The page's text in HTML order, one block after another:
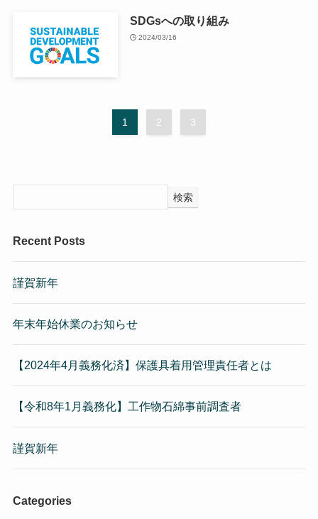
SDGsへの取り組み
2024/03/16
1 2 3
検索
Recent Posts
謹賀新年
年末年始休業のお知らせ
【2024年4月義務化済】保護具着用管理責任者とは
【令和8年1月義務化】工作物石綿事前調査者
謹賀新年
Categories